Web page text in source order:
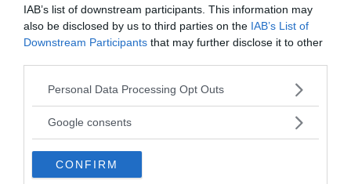
IAB’s list of downstream participants. This information may
also be disclosed by us to third parties on the IAB’s List of
Downstream Participants that may further disclose it to other
Please note that this website/app uses one or more Google
not limited to your visit or usage behaviour. You may click to
use your data for below specified purposes in below Google
consent section.
Personal Data Processing Opt Outs
Google consents
CONFIRM
MEDIA PARTNERS